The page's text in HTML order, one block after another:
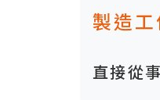
製造工
直接從